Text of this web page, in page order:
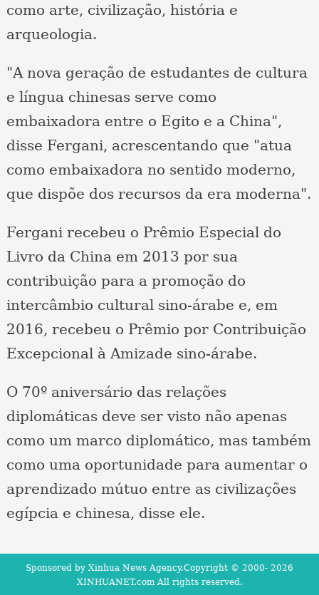
como arte, civilização, história e
arqueologia.
"A nova geração de estudantes de cultura
e língua chinesas serve como
embaixadora entre o Egito e a China",
disse Fergani, acrescentando que "atua
como embaixadora no sentido moderno,
que dispõe dos recursos da era moderna".
Fergani recebeu o Prêmio Especial do
Livro da China em 2013 por sua
contribuição para a promoção do
intercâmbio cultural sino-árabe e, em
2016, recebeu o Prêmio por Contribuição
Excepcional à Amizade sino-árabe.
O 70º aniversário das relações
diplomáticas deve ser visto não apenas
como um marco diplomático, mas também
como uma oportunidade para aumentar o
aprendizado mútuo entre as civilizações
egípcia e chinesa, disse ele.
Sponsored by Xinhua News Agency.Copyright © 2000- 2026
XINHUANET.com All rights reserved.